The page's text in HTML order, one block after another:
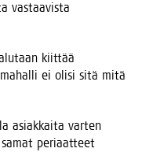
vas­taa­vis­ta
kiit­tää
ei oli­si sitä mitä
asiak­kai­ta var­ten
peri­aat­teet